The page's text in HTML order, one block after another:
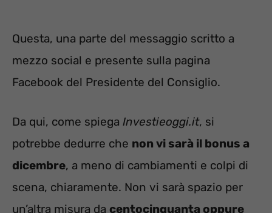
Questa, una parte del messaggio scritto a
mezzo social e presente sulla pagina
Facebook del Presidente del Consiglio.
Da qui, come spiega Investieoggi.it, si
potrebbe dedurre che non vi sarà il bonus a
dicembre, a meno di cambiamenti e colpi di
scena, chiaramente. Non vi sarà spazio per
un’altra misura da centocinquanta oppure